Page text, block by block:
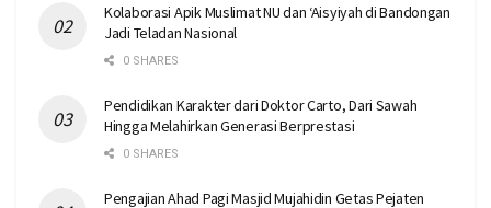
Kolaborasi Apik Muslimat NU dan ‘Aisyiyah di Bandongan
Jadi Teladan Nasional
0 SHARES
Pendidikan Karakter dari Doktor Carto, Dari Sawah
Hingga Melahirkan Generasi Berprestasi
0 SHARES
Pengajian Ahad Pagi Masjid Mujahidin Getas Pejaten